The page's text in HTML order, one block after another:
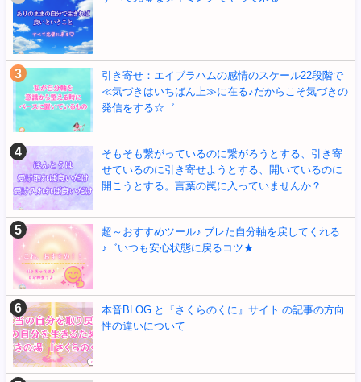
引き寄せ：エイブラハムの感情のスケール22段階で
≪気づきはいちばん上≫に在る♪だからこそ気づきの
発信をする☆゛
そもそも繋がっているのに繋がろうとする、引き寄
せているのに引き寄せようとする、開いているのに
開こうとする。言葉の罠に入っていませんか？
超～おすすめツール♪ ブレた自分軸を戻してくれる
♪゛いつも安心状態に戻るコツ★
本音BLOG と『さくらのくに』サイト の記事の方向
性の違いについて